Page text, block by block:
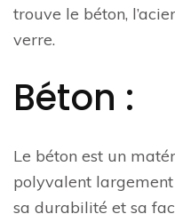
trouve le béton,
verre.
Béton :
Le béton est un
polyvalent
sa durabilité et sa